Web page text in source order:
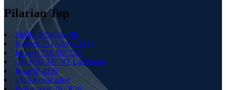
Pilarian Top
Stellite 6/Stellite 6B
Haynes 25 (Alloy L605)
Inconel 718 N07718
GH3030 XH78T Lambaran
Invar36-4J36
4J29-Kovar alloy